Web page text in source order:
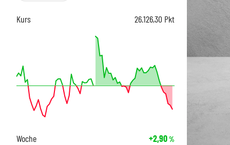
Kurs 26.126,30 Pkt
Woche +2,90%